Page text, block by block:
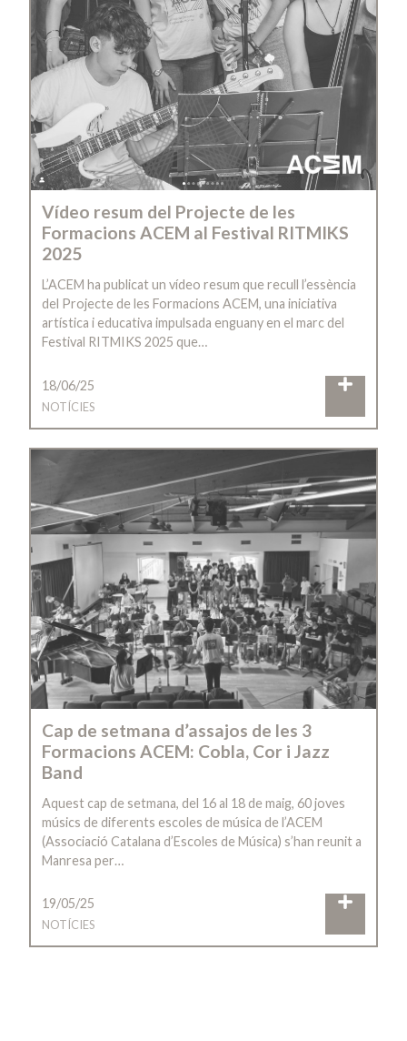
Vídeo resum del Projecte de les
Formacions ACEM al Festival RITMIKS
2025
L’ACEM ha publicat un vídeo resum que recull l’essència
del Projecte de les Formacions ACEM, una iniciativa
artística i educativa impulsada enguany en el marc del
Festival RITMIKS 2025 que…
18/06/25
NOTÍCIES
Cap de setmana d’assajos de les 3
Formacions ACEM: Cobla, Cor i Jazz
Band
Aquest cap de setmana, del 16 al 18 de maig, 60 joves
músics de diferents escoles de música de l’ACEM
(Associació Catalana d’Escoles de Música) s’han reunit a
Manresa per…
19/05/25
NOTÍCIES